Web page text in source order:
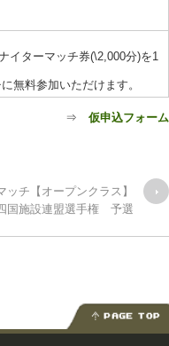
イターマッチ券(\2,000分)を1
無料参加いただけます。
⇒ 仮申込フォーム
ッチ【オープンクラス】
国施設連盟選手権 予選